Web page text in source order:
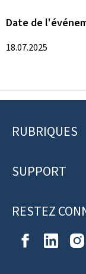
Date de
18.07.2025
Pied
page
RUBRIQUES
SUPPORT
RESTEZ
FacebookLinkedIn